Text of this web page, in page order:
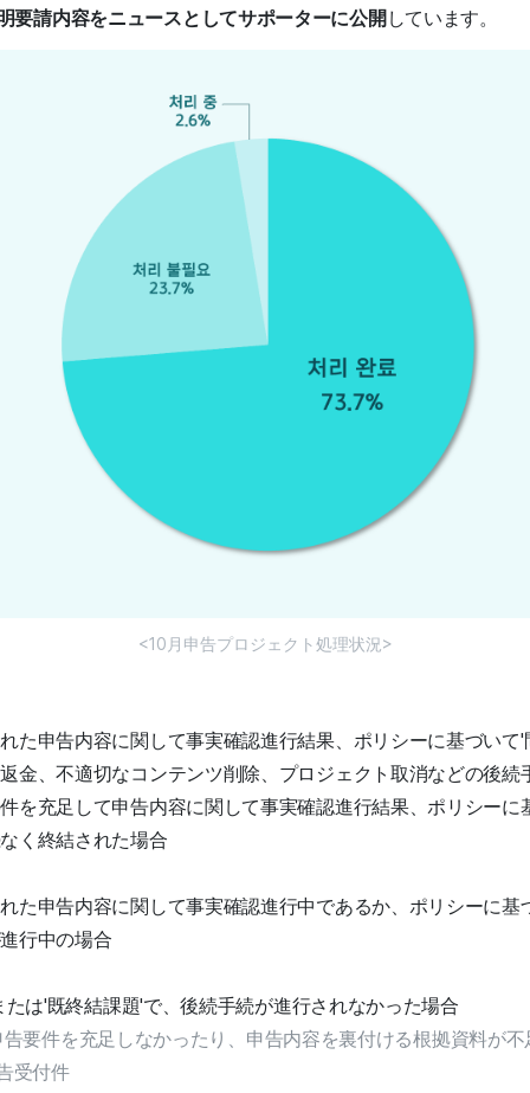
要請内容をニュースとしてサポーターに公開 しています。
<10月申告プロジェクト処理状況>
た申告内容に関して事実確認進行結果、ポリシーに基づいて
金、不適切なコンテンツ削除、プロジェクト取消などの後続
を充足して申告内容に関して事実確認進行結果、ポリシーに
く終結された場合
た申告内容に関して事実確認進行中であるか、ポリシーに基
行中の場合
は'既終結課題'で、後続手続が進行されなかった場合
要件を充足しなかったり、申告内容を裏付ける根拠資料が
受付件